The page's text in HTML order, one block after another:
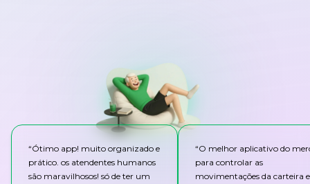
“Ótimo app! muito organizado e
prático. os atendentes humanos
são maravilhosos! só de ter um
“O melhor aplicativo do
para controlar as
movimentações da carteira e